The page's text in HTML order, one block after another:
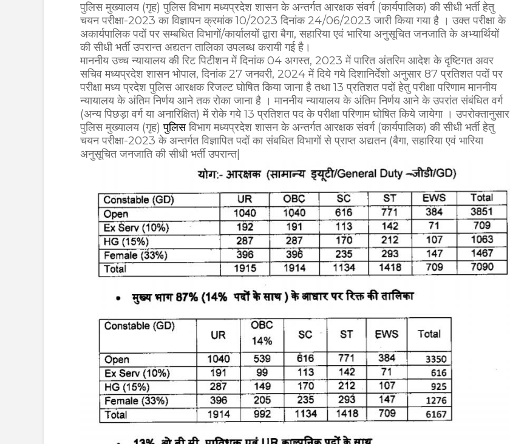
पुलिस मुख्यालय (गृह) पुलिस विभाग मध्यप्रदेश शासन के अन्तर्गत आरक्षक संवर्ग (कार्यपालिक) की सीधी भर्ती हेतु
चयन परीक्षा-2023 का विज्ञापन क्रमांक 10/2023 दिनांक 24/06/2023 जारी किया गया है । उक्त परीक्षा के
अकार्यपालिक पदों पर सम्बधित विभागों/कार्यालयों द्वारा बैगा, सहारिया एवं भारिया अनुसूचित जनजाति के अभ्यार्थियों
की सीधी भर्ती उपरान्त अद्यतन तालिका उपलब्ध करायी गई है।
माननीय उच्च न्यायालय की रिट पिटीशन में दिनांक 04 अगस्त, 2023 में पारित अंतरिम आदेश के दृष्टिगत अवर
सचिव मध्यप्रदेश शासन भोपाल, दिनांक 27 जनवरी, 2024 में दिये गये दिशानिर्देशो अनुसार 87 प्रतिशत पदों पर
परीक्षा मध्य प्रदेश पुलिस आरक्षक रिजल्ट घोषित किया जाना है तथा 13 प्रतिशत पदों हेतु परीक्षा परिणाम माननीय
न्यायालय के अंतिम निर्णय आने तक रोका जाना है । माननीय न्यायालय के अंतिम निर्णय आने के उपरांत संबंधित वर्ग
(अन्य पिछड़ा वर्ग या अनारिक्षित) में रोके गये 13 प्रतिशत पद के परीक्षा परिणाम घोषित किये जायेगा । उपरोक्तानुसार
पुलिस मुख्यालय (गृह)पुलिसविभाग मध्यप्रदेश शासन के अन्तर्गत आरक्षक संवर्ग (कार्यपालिक) की सीधी भर्ती हेतु
चयन परीक्षा-2023 के अन्तर्गत विज्ञापित पदों का संबधित विभागों से प्राप्त अद्यतन (बैगा, सहारिया एवं भारिया
अनुसूचित जनजाति की सीधी भर्ती उपरान्त|